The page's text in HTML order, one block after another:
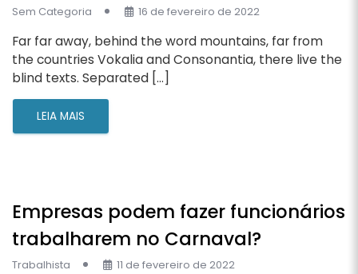
Sem Categoria 16 de fevereiro de 2022
Far far away, behind the word mountains, far from
the countries Vokalia and Consonantia, there live the
blind texts. Separated […]
LEIA MAIS
Empresas podem fazer funcionários
trabalharem no Carnaval?
Trabalhista 11 de fevereiro de 2022